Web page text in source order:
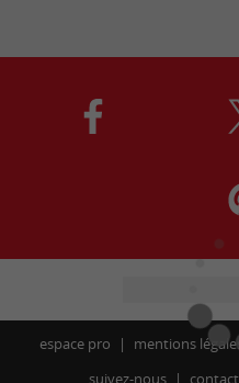
espace pro mentions légales